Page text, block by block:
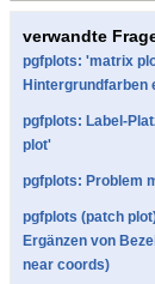
verwandte
pgfplots: 'matrix
Hintergrundfarben
pgfplots: Label-
plot'
pgfplots: Problem
pgfplots (patch
Ergänzen von
near coords)